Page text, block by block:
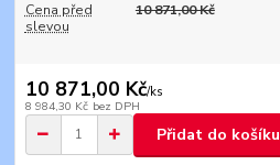
Cena před
slevou
10 871,00 Kč
10 871,00 Kč/ks
8 984,30 Kč bez DPH
Přidat do košíku